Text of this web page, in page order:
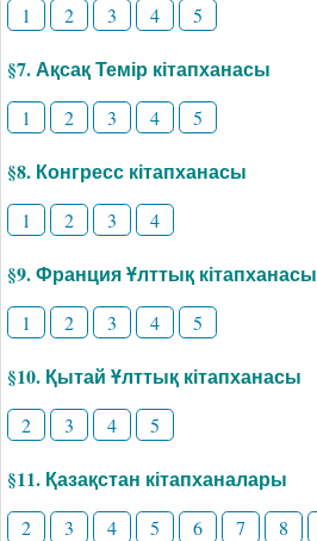
1 2 3 4 5
§7. Ақсақ Темір кітапханасы
1 2 3 4 5
§8. Конгресс кітапханасы
1 2 3 4
§9. Франция Ұлттық кітапханасы
1 2 3 4 5
§10. Қытай Ұлттық кітапханасы
2 3 4 5
§11. Қазақстан кітапханалары
2 3 4 5 6 7 8